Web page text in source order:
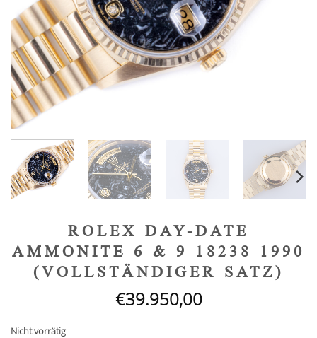
ROLEX DAY-DATE
AMMONITE 6 & 9 18238 1990
(VOLLSTÄNDIGER SATZ)
€39.950,00
Nicht vorrätig